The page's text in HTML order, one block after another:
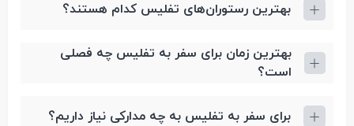
بهترین رستوران‌های تفلیس کدام هستند؟
بهترین زمان برای سفر به تفلیس چه فصلی
است؟
برای سفر به تفلیس به چه مدارکی نیاز داریم؟